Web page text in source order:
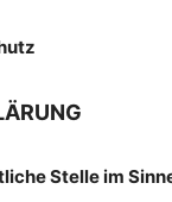
Stelle im